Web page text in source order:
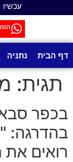
דף הבית נתניה
תגית:
בכפר סבא
בהדרגה:
רואים את